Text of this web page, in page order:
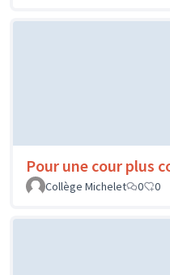
Pour une cour plus
Collège Michelet
0 0